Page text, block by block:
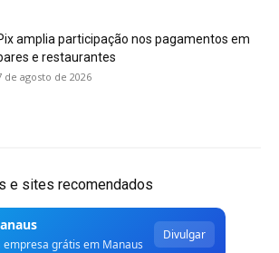
amplia participação nos pagamentos em
e restaurantes
de agosto de 2026
e sites recomendados
empresa grátis em Manaus
Divulgar